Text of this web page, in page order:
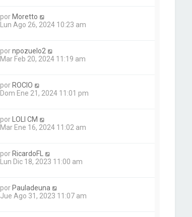
porMoretto
Lun Ago 26, 2024 10:23 am
pornpozuelo2
Mar Feb 20, 2024 11:19 am
porROCIO
Dom Ene 21, 2024 11:01 pm
porLOLI CM
Mar Ene 16, 2024 11:02 am
porRicardoFL
Lun Dic 18, 2023 11:00 am
porPauladeuna
Jue Ago 31, 2023 11:07 am